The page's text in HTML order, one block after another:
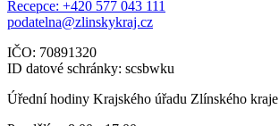
Recepce: +420 577 043 111
podatelna@zlinskykraj.cz
IČO: 70891320
ID datové schránky: scsbwku
Úřední hodiny Krajského úřadu Zlínského kraje